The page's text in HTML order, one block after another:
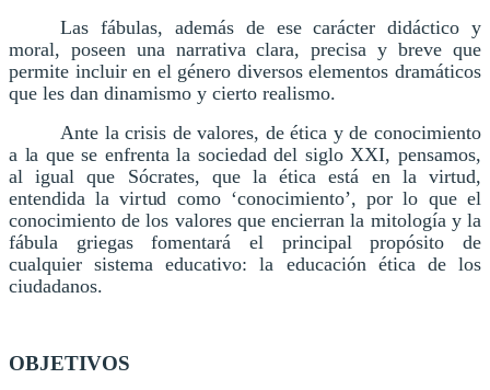
Las fábulas, además de ese carácter didáctico y
moral, poseen una narrativa clara, precisa y breve que
permite incluir en el género diversos elementos dramáticos
que les dan dinamismo y cierto realismo.
Ante la crisis de valores, de ética y de conocimiento
a la que se enfrenta la sociedad del siglo XXI, pensamos,
al igual que Sócrates, que la ética está en la virtud,
entendida la virtud como ‘conocimiento’, por lo que el
conocimiento de los valores que encierran la mitología y la
fábula griegas fomentará el principal propósito de
cualquier sistema educativo: la educación ética de los
ciudadanos.
OBJETIVOS